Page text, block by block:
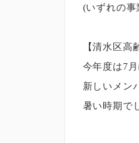
(いずれの
【清水区高
今年度は7
新しいメン
暑い時期で